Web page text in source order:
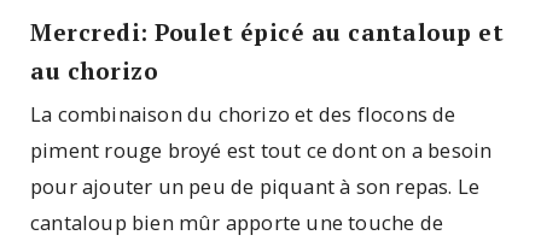
Mercredi: Poulet épicé au cantaloup et
au chorizo
La combinaison du chorizo ​​et des flocons de
piment rouge broyé est tout ce dont on a besoin
pour ajouter un peu de piquant à son repas. Le
cantaloup bien mûr apporte une touche de